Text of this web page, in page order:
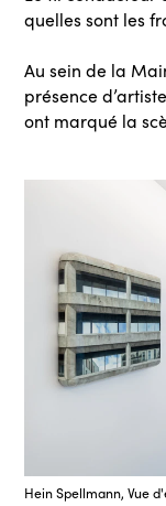
quelles sont les
Au sein de la
présence
ont marqué la
Hein Spellmann, Vue